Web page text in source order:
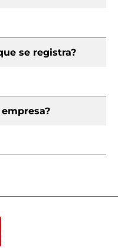
se registra?